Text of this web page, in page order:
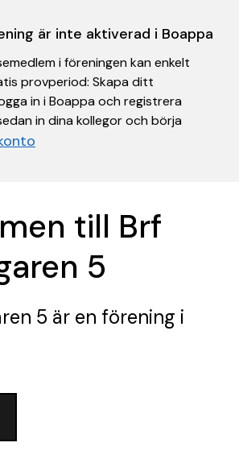
är inte aktiverad i Boappa
i föreningen kan enkelt
provperiod: Skapa ditt
in i Boappa och registrera
in dina kollegor och börja
till Brf
5
5 är en förening i